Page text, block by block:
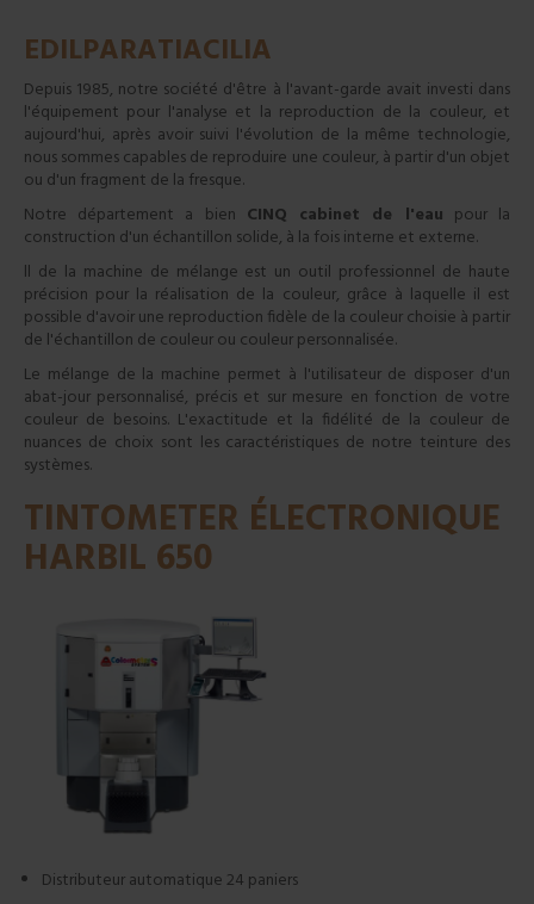
EDILPARATIACILIA
Depuis 1985, notre société d'être à l'avant-garde avait investi dans
l'équipement pour l'analyse et la reproduction de la couleur, et
aujourd'hui, après avoir suivi l'évolution de la même technologie,
nous sommes capables de reproduire une couleur, à partir d'un objet
ou d'un fragment de la fresque.
Notre département a bien CINQ cabinet de l'eau pour la
construction d'un échantillon solide, à la fois interne et externe.
ll de la machine de mélange est un outil professionnel de haute
précision pour la réalisation de la couleur, grâce à laquelle il est
possible d'avoir une reproduction fidèle de la couleur choisie à partir
de l'échantillon de couleur ou couleur personnalisée.
Le mélange de la machine permet à l'utilisateur de disposer d'un
abat-jour personnalisé, précis et sur mesure en fonction de votre
couleur de besoins. L'exactitude et la fidélité de la couleur de
nuances de choix sont les caractéristiques de notre teinture des
systèmes.
TINTOMETER ÉLECTRONIQUE
HARBIL 650
Distributeur automatique 24 paniers